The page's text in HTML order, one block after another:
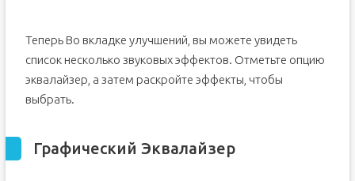
Теперь Во вкладке улучшений, вы можете увидеть
список несколько звуковых эффектов. Отметьте опцию
эквалайзер, а затем раскройте эффекты, чтобы
выбрать.
Графический Эквалайзер